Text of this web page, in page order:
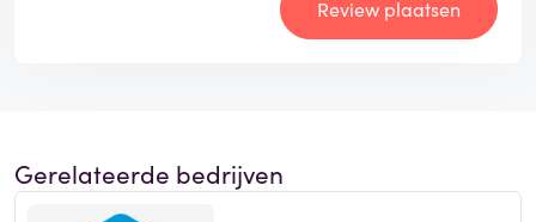
Review plaatsen
Gerelateerde bedrijven